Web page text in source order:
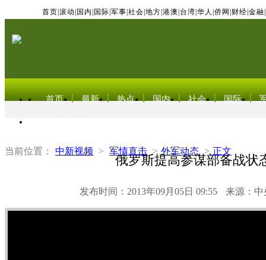
首页 滚动 国内 国际 军事 社会 地方 港澳 台湾 华人 侨网 财经 金融
首页 最新 热点 国内 社会 国际
当前位置： 中新视频 > 军情直击 > 外军动态 > 正文
俄罗斯提高参谋部备战状
发布时间：2013年09月05日 09:55 来源：中